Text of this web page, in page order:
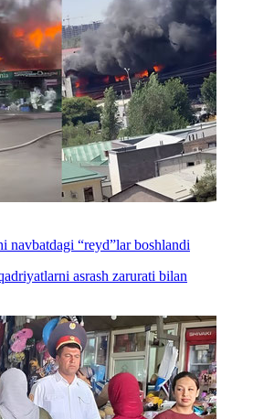
navbatdagi “reyd”lar boshlandi
asrash zarurati bilan